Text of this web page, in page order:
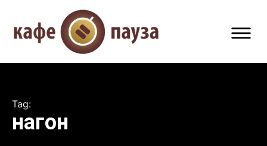
Tag:
нагон